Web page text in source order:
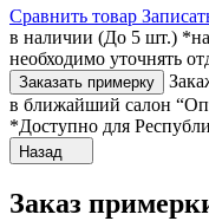
Сравнить товар
в наличии (До 5 шт.)
необходимо уточнять
Заказать примерку
в ближайший салон
*Доступно для
Назад
Заказ